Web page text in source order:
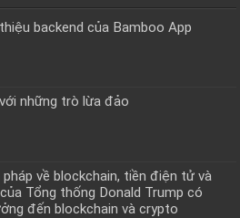
backend của Bamboo App
những trò lừa đảo
pháp về blockchain, tiền điện tử và
Tổng thống Donald Trump có
đến blockchain và crypto